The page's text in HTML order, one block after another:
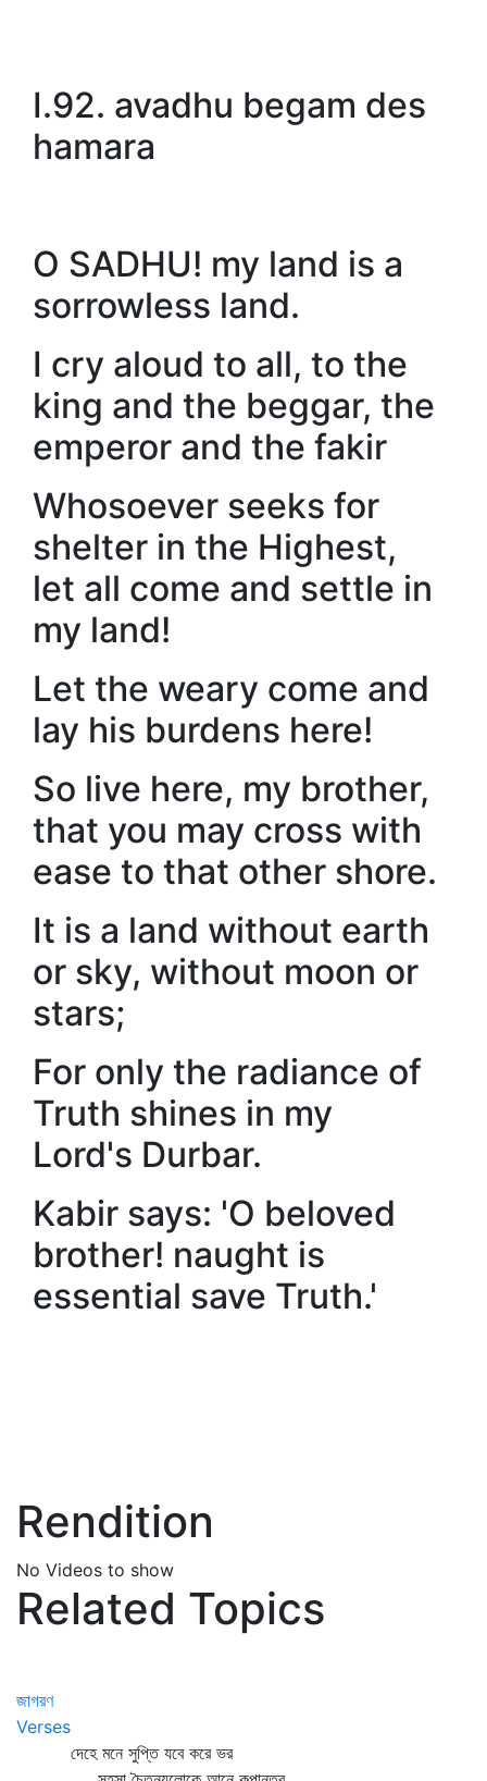
I.92. avadhu begam des
hamara
O SADHU! my land is a
sorrowless land.
I cry aloud to all, to the
king and the beggar, the
emperor and the fakir
Whosoever seeks for
shelter in the Highest,
let all come and settle in
my land!
Let the weary come and
lay his burdens here!
So live here, my brother,
that you may cross with
ease to that other shore.
It is a land without earth
or sky, without moon or
stars;
For only the radiance of
Truth shines in my
Lord's Durbar.
Kabir says: 'O beloved
brother! naught is
essential save Truth.'
Rendition
No Videos to show
Related Topics
জাগরণ
Verses
দেহে মনে সুপ্তি যবে করে ভর